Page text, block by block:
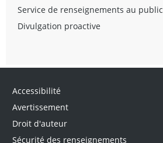
Service de renseignements au public
Divulgation proactive
Accessibilité
Avertissement
Droit d'auteur
Sécurité des renseignements